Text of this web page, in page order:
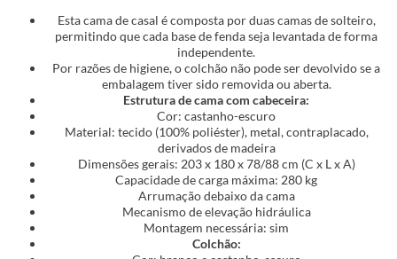
Esta cama de casal é composta por duas camas de solteiro,
permitindo que cada base de fenda seja levantada de forma
independente.
Por razões de higiene, o colchão não pode ser devolvido se a
embalagem tiver sido removida ou aberta.
Estrutura de cama com cabeceira:
Cor: castanho-escuro
Material: tecido (100% poliéster), metal, contraplacado,
derivados de madeira
Dimensões gerais: 203 x 180 x 78/88 cm (C x L x A)
Capacidade de carga máxima: 280 kg
Arrumação debaixo da cama
Mecanismo de elevação hidráulica
Montagem necessária: sim
Colchão: